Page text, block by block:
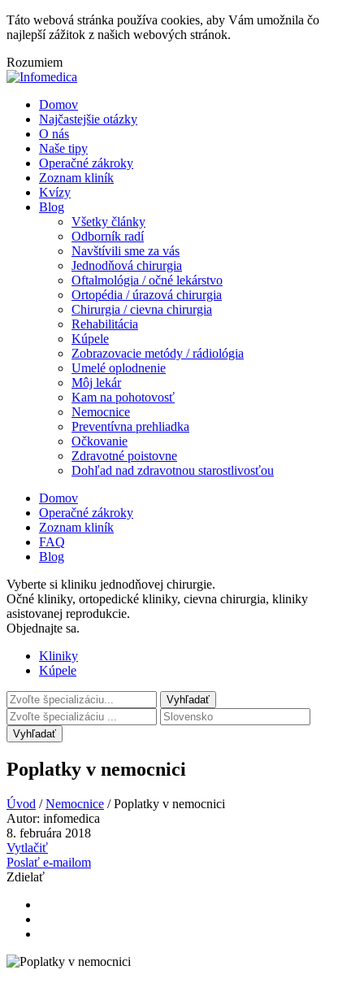
Táto webová stránka používa cookies, aby Vám umožnila čo
najlepší zážitok z našich webových stránok.
Rozumiem
Domov
Najčastejšie otázky
O nás
Naše tipy
Operačné zákroky
Zoznam kliník
Kvízy
Blog
Všetky články
Odborník radí
Navštívili sme za vás
Jednodňová chirurgia
Oftalmológia / očné lekárstvo
Ortopédia / úrazová chirurgia
Chirurgia / cievna chirurgia
Rehabilitácia
Kúpele
Zobrazovacie metódy / rádiológia
Umelé oplodnenie
Môj lekár
Kam na pohotovosť
Nemocnice
Preventívna prehliadka
Očkovanie
Zdravotné poistovne
Dohľad nad zdravotnou starostlivosťou
Domov
Operačné zákroky
Zoznam kliník
FAQ
Blog
Vyberte si kliniku jednodňovej chirurgie.
Očné kliniky, ortopedické kliniky, cievna chirurgia, kliniky
asistovanej reprodukcie.
Objednajte sa.
Kliniky
Kúpele
Vyhľadať
Poplatky v nemocnici
Úvod /Nemocnice /Poplatky v nemocnici
Autor: infomedica
8. februára 2018
Vytlačiť
Poslať e-mailom
Zdielať